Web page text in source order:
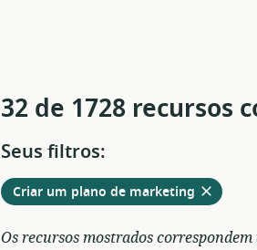
32 de 1728 recursos
Seus filtros:
Remover
Criar um plano de marketingdos
filtros
atuais
Os recursos mostrados